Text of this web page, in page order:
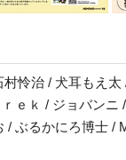
村怜治 / 犬耳もえ
ｅｋ / ジョバン
/ ぶるかにろ博士 /